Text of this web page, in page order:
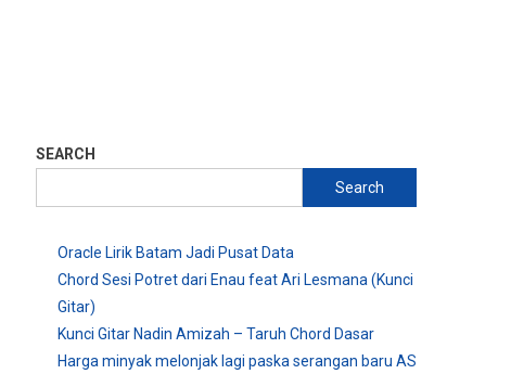
SEARCH
Search
Oracle Lirik Batam Jadi Pusat Data
Chord Sesi Potret dari Enau feat Ari Lesmana (Kunci
Gitar)
Kunci Gitar Nadin Amizah – Taruh Chord Dasar
Harga minyak melonjak lagi paska serangan baru AS